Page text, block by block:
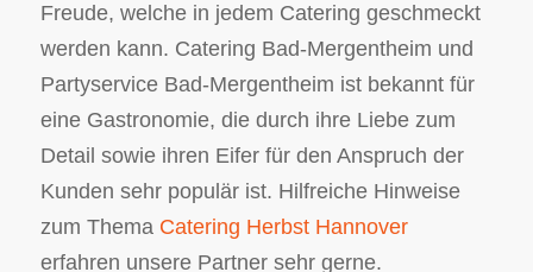
Freude, welche in jedem Catering geschmeckt
werden kann. Catering Bad-Mergentheim und
Partyservice Bad-Mergentheim ist bekannt für
eine Gastronomie, die durch ihre Liebe zum
Detail sowie ihren Eifer für den Anspruch der
Kunden sehr populär ist. Hilfreiche Hinweise
zum Thema Catering Herbst Hannover
erfahren unsere Partner sehr gerne.